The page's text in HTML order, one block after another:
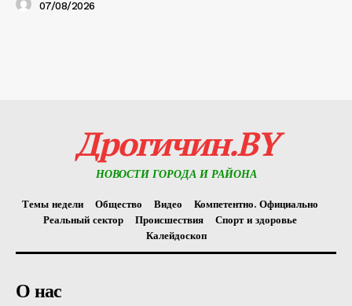
07/08/2026
Дрогичин.BY
НОВОСТИ ГОРОДА И РАЙОНА
Темы недели Общество Видео
Компетентно. Официально
Реальный сектор
Происшествия
Спорт и здоровье
Калейдоскоп
О нас